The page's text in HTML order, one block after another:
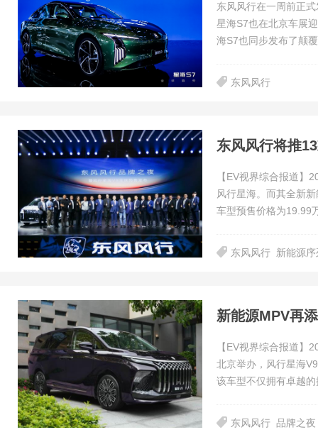
东风风行在一周前正
星海S7也在北京车展
海S7也同步发布了颠
东风风行
东风风行将推
【EV视界综合报道
风行星海。而其全新
车型预售价格为19.99
东风风行 新能源序
新能源MPV再
【EV视界综合报道】
北京举办，风行星海
该车型不仅拥有卓越
东风风行 品牌之夜